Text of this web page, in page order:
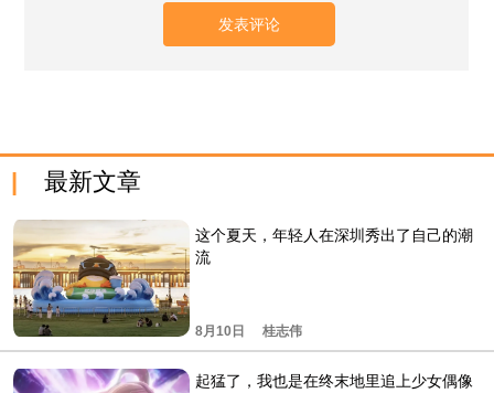
最新文章
这个夏天，年轻人在深圳秀出了自己的潮
流
8月10日 桂志伟
起猛了，我也是在终末地里追上少女偶像